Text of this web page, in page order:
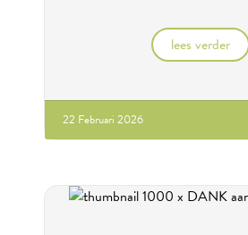
lees verder
22 Februari 2026